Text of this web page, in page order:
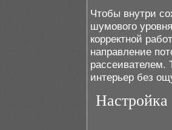
Чтобы внутри
шумового
корректной
направление
рассеивателем.
интерьер без
Настройка